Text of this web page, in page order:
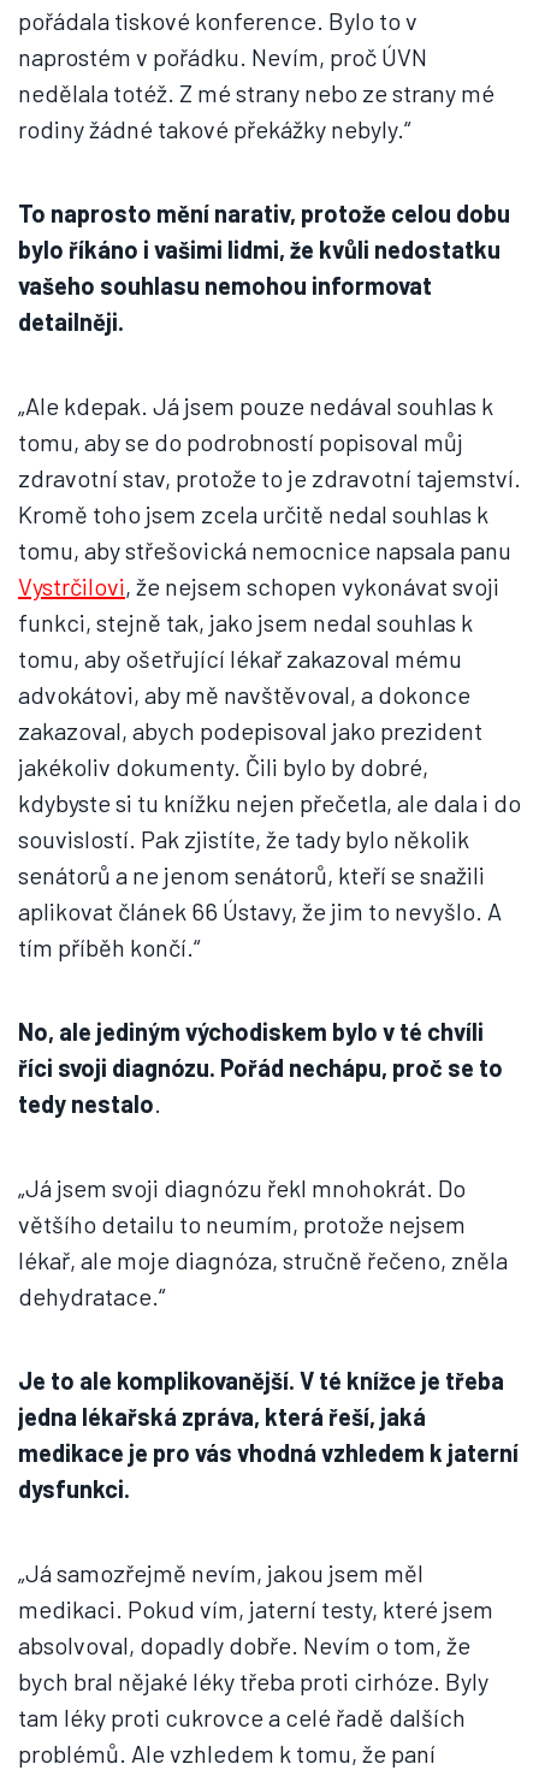
pořádala tiskové konference. Bylo to v
naprostém v pořádku. Nevím, proč ÚVN
nedělala totéž. Z mé strany nebo ze strany mé
rodiny žádné takové překážky nebyly.“
To naprosto mění narativ, protože celou dobu
bylo říkáno i vašimi lidmi, že kvůli nedostatku
vašeho souhlasu nemohou informovat
detailněji.
„Ale kdepak. Já jsem pouze nedával souhlas k
tomu, aby se do podrobností popisoval můj
zdravotní stav, protože to je zdravotní tajemství.
Kromě toho jsem zcela určitě nedal souhlas k
tomu, aby střešovická nemocnice napsala panu
Vystrčilovi, že nejsem schopen vykonávat svoji
funkci, stejně tak, jako jsem nedal souhlas k
tomu, aby ošetřující lékař zakazoval mému
advokátovi, aby mě navštěvoval, a dokonce
zakazoval, abych podepisoval jako prezident
jakékoliv dokumenty. Čili bylo by dobré,
kdybyste si tu knížku nejen přečetla, ale dala i do
souvislostí. Pak zjistíte, že tady bylo několik
senátorů a ne jenom senátorů, kteří se snažili
aplikovat článek 66 Ústavy, že jim to nevyšlo. A
tím příběh končí.“
No, ale jediným východiskem bylo v té chvíli
říci svoji diagnózu. Pořád nechápu, proč se to
tedy nestalo.
„Já jsem svoji diagnózu řekl mnohokrát. Do
většího detailu to neumím, protože nejsem
lékař, ale moje diagnóza, stručně řečeno, zněla
dehydratace.“
Je to ale komplikovanější. V té knížce je třeba
jedna lékařská zpráva, která řeší, jaká
medikace je pro vás vhodná vzhledem k jaterní
dysfunkci.
„Já samozřejmě nevím, jakou jsem měl
medikaci. Pokud vím, jaterní testy, které jsem
absolvoval, dopadly dobře. Nevím o tom, že
bych bral nějaké léky třeba proti cirhóze. Byly
tam léky proti cukrovce a celé řadě dalších
problémů. Ale vzhledem k tomu, že paní